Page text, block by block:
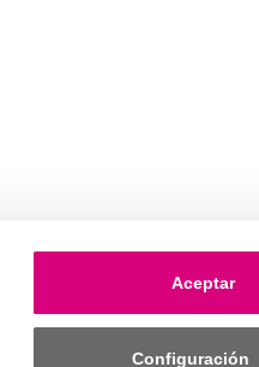
Aceptar
Configuración